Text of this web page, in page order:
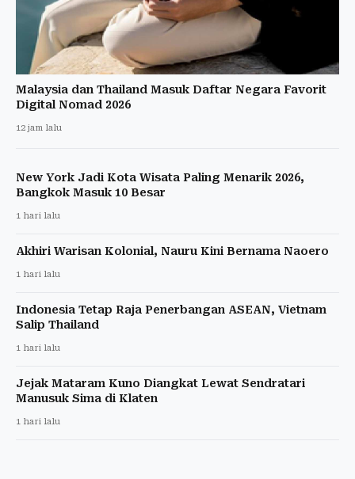
Malaysia dan Thailand Masuk Daftar Negara Favorit
Digital Nomad 2026
12 jam lalu
New York Jadi Kota Wisata Paling Menarik 2026,
Bangkok Masuk 10 Besar
1 hari lalu
Akhiri Warisan Kolonial, Nauru Kini Bernama Naoero
1 hari lalu
Indonesia Tetap Raja Penerbangan ASEAN, Vietnam
Salip Thailand
1 hari lalu
Jejak Mataram Kuno Diangkat Lewat Sendratari
Manusuk Sima di Klaten
1 hari lalu